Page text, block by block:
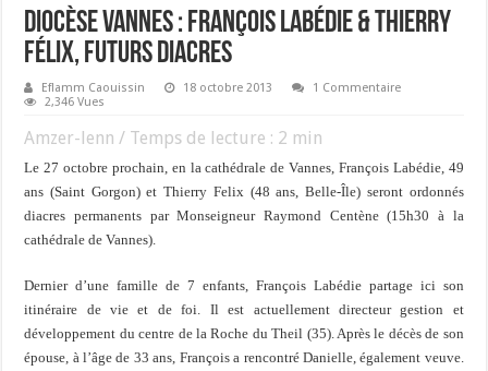
Diocèse Vannes : François Labédie & Thierry
Félix, futurs diacres
Eflamm Caouissin 18 octobre 2013
1 Commentaire
2,346 Vues
Amzer-lenn / Temps de lecture : 2 min
Le 27 octobre prochain, en la cathédrale de Vannes, François Labédie, 49
ans (Saint Gorgon) et Thierry Felix (48 ans, Belle-Île) seront ordonnés
diacres permanents par Monseigneur Raymond Centène (15h30 à la
cathédrale de Vannes).
Dernier d’une famille de 7 enfants, François Labédie partage ici son
itinéraire de vie et de foi. Il est actuellement directeur gestion et
développement du centre de la Roche du Theil (35). Après le décès de son
épouse, à l’âge de 33 ans, François a rencontré Danielle, également veuve.